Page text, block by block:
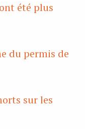
été plus
du permis de
sur les